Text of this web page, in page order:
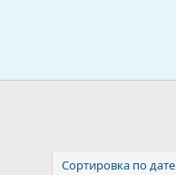
Сортировка по дате